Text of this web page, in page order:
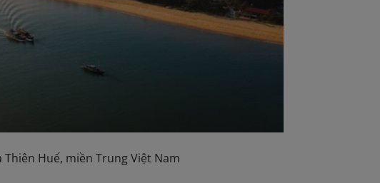
Huế, miền Trung Việt Nam